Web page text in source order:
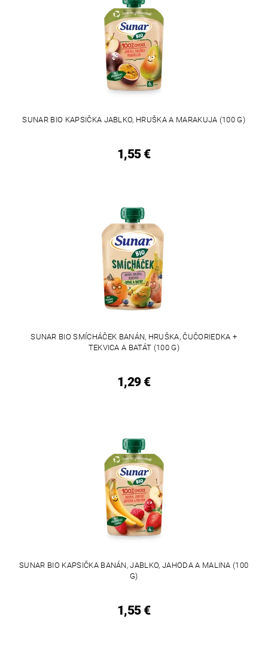
SUNAR BIO KAPSIČKA JABLKO, HRUŠKA A MARAKUJA (100 G)
1,55 €
SUNAR BIO SMÍCHÁČEK BANÁN, HRUŠKA, ČUČORIEDKA +
TEKVICA A BATÁT (100 G)
1,29 €
SUNAR BIO KAPSIČKA BANÁN, JABLKO, JAHODA A MALINA (100
G)
1,55 €